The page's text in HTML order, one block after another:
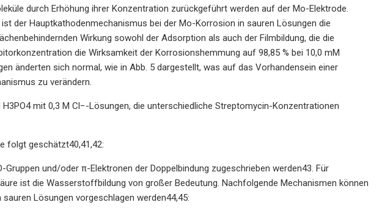
durch Erhöhung ihrer Konzentration zurückgeführt werden auf der Mo-Elektrode.
der Hauptkathodenmechanismus bei der Mo-Korrosion in sauren Lösungen die
Wirkung sowohl der Adsorption als auch der Filmbildung, die die
die Wirksamkeit der Korrosionshemmung auf 98,85 % bei 10,0 mM
änderten sich normal, wie in Abb. 5 dargestellt, was auf das Vorhandensein einer
zu verändern.
mit 0,3 M Cl−-Lösungen, die unterschiedliche Streptomycin-Konzentrationen
folgt geschätzt40,41,42:
Gruppen und/oder π-Elektronen der Doppelbindung zugeschrieben werden43. Für
ist die Wasserstoffbildung von großer Bedeutung. Nachfolgende Mechanismen können
Lösungen vorgeschlagen werden44,45: